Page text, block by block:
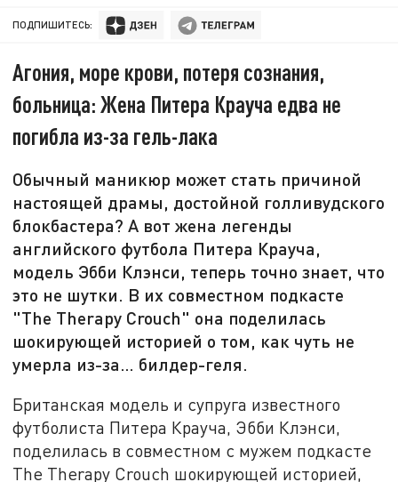
ПОДПИШИТЕСЬ:
Агония, море крови, потеря сознания,
больница: Жена Питера Крауча едва не
погибла из-за гель-лака
Обычный маникюр может стать причиной
настоящей драмы, достойной голливудского
блокбастера? А вот жена легенды
английского футбола Питера Крауча,
модель Эбби Клэнси, теперь точно знает, что
это не шутки. В их совместном подкасте
"The Therapy Crouch" она поделилась
шокирующей историей о том, как чуть не
умерла из-за… билдер-геля.
Британская модель и супруга известного
футболиста Питера Крауча, Эбби Клэнси,
поделилась в совместном с мужем подкасте
The Therapy Crouch шокирующей историей,